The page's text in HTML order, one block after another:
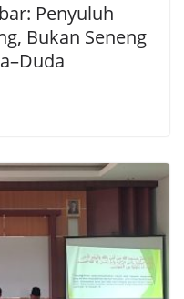
Penyuluh
Bukan Seneng